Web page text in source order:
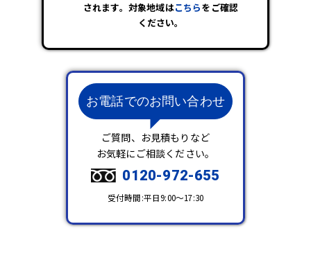
されます。対象地域はこちらをご確認
ください。
お電話でのお問い合わせ
ご質問、お見積もりなど
お気軽にご相談ください。
0120-972-655
受付時間:平日9:00～17:30